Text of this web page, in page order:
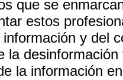
que se
estos
información y del
la
la información